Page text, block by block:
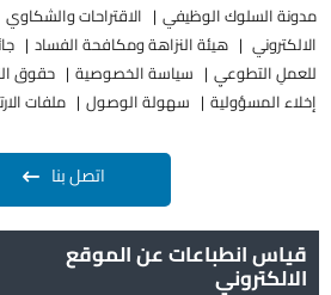
قياس انطباعات عن الموقع
الالكتروني
مدونة السلوك الوظيفي الاقتراحات والشكاوي
الالكتروني
هيئة النزاهة ومكافحة الفساد
للعملِ التطوعيِ
سياسة الخصوصية حقوق
إخلاء المسؤولية
سهولة الوصول ملفات
اتصل بنا